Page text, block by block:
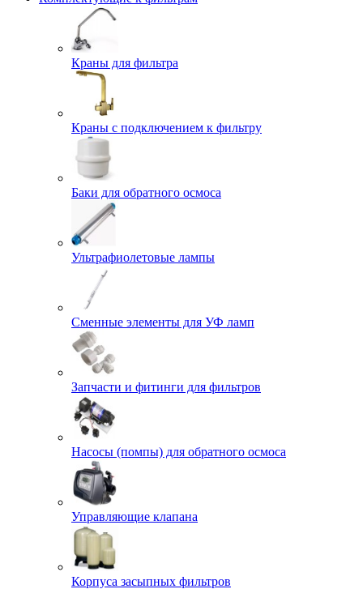
Краны для фильтра
Краны с подключением к фильтру
Баки для обратного осмоса
Ультрафиолетовые лампы
Сменные элементы для УФ ламп
Запчасти и фитинги для фильтров
Насосы (помпы) для обратного осмоса
Управляющие клапана
Корпуса засыпных фильтров